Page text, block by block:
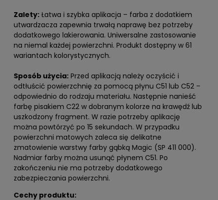
Zalety: Łatwa i szybka aplikacja – farba z dodatkiem
utwardzacza zapewnia trwałą naprawę bez potrzeby
dodatkowego lakierowania. Uniwersalne zastosowanie
na niemal każdej powierzchni. Produkt dostępny w 61
wariantach kolorystycznych.
Sposób użycia: Przed aplikacją należy oczyścić i
odtłuścić powierzchnię za pomocą płynu C51 lub C52 –
odpowiednio do rodzaju materiału. Następnie nanieść
farbę pisakiem C22 w dobranym kolorze na krawędź lub
uszkodzony fragment. W razie potrzeby aplikację
można powtórzyć po 15 sekundach. W przypadku
powierzchni matowych zaleca się delikatne
zmatowienie warstwy farby gąbką Magic (SP 411 000).
Nadmiar farby można usunąć płynem C51. Po
zakończeniu nie ma potrzeby dodatkowego
zabezpieczania powierzchni.
Cechy produktu: